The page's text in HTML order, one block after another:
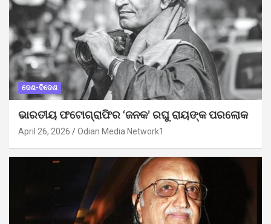
ଦେଶ-ବିଦେଶ
ଭାରତୀୟ ଫଟୋଗ୍ରାଫିର ‘ଜନକ’ ରଘୁ ରାୟଙ୍କ ପରଲୋକ
April 26, 2026 Odian Media Network1